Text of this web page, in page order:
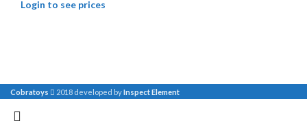
Login to see prices
Cobratoys 2018 developed byInspect Element